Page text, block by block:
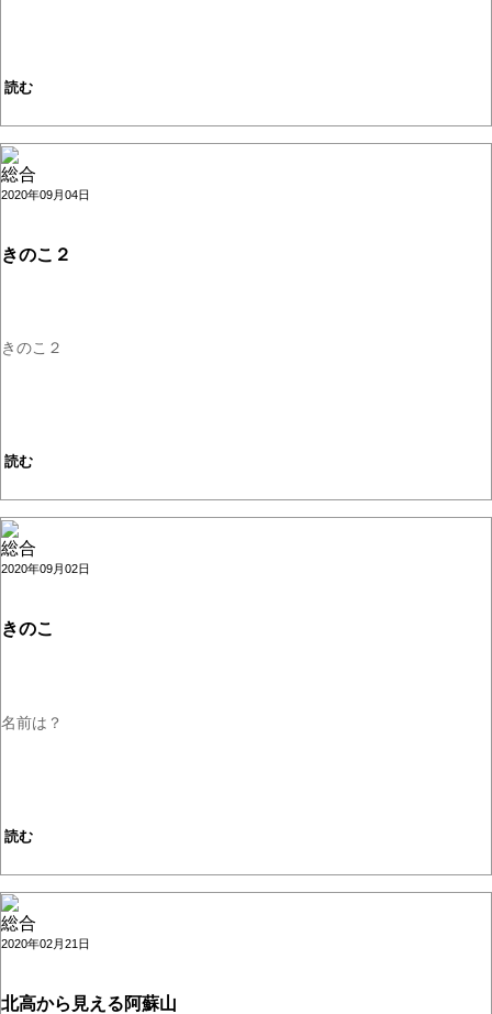
読む
総合
2020年09月04日
きのこ２
きのこ２
読む
総合
2020年09月02日
きのこ
名前は？
読む
総合
2020年02月21日
北高から見える阿蘇山